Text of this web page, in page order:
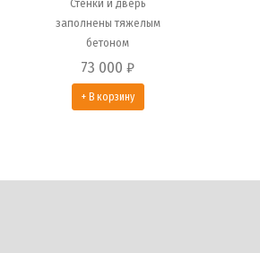
Стенки и дверь
заполнены тяжелым
бетоном
73 000 ₽
+ В корзину